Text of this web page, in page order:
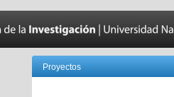
Proyectos